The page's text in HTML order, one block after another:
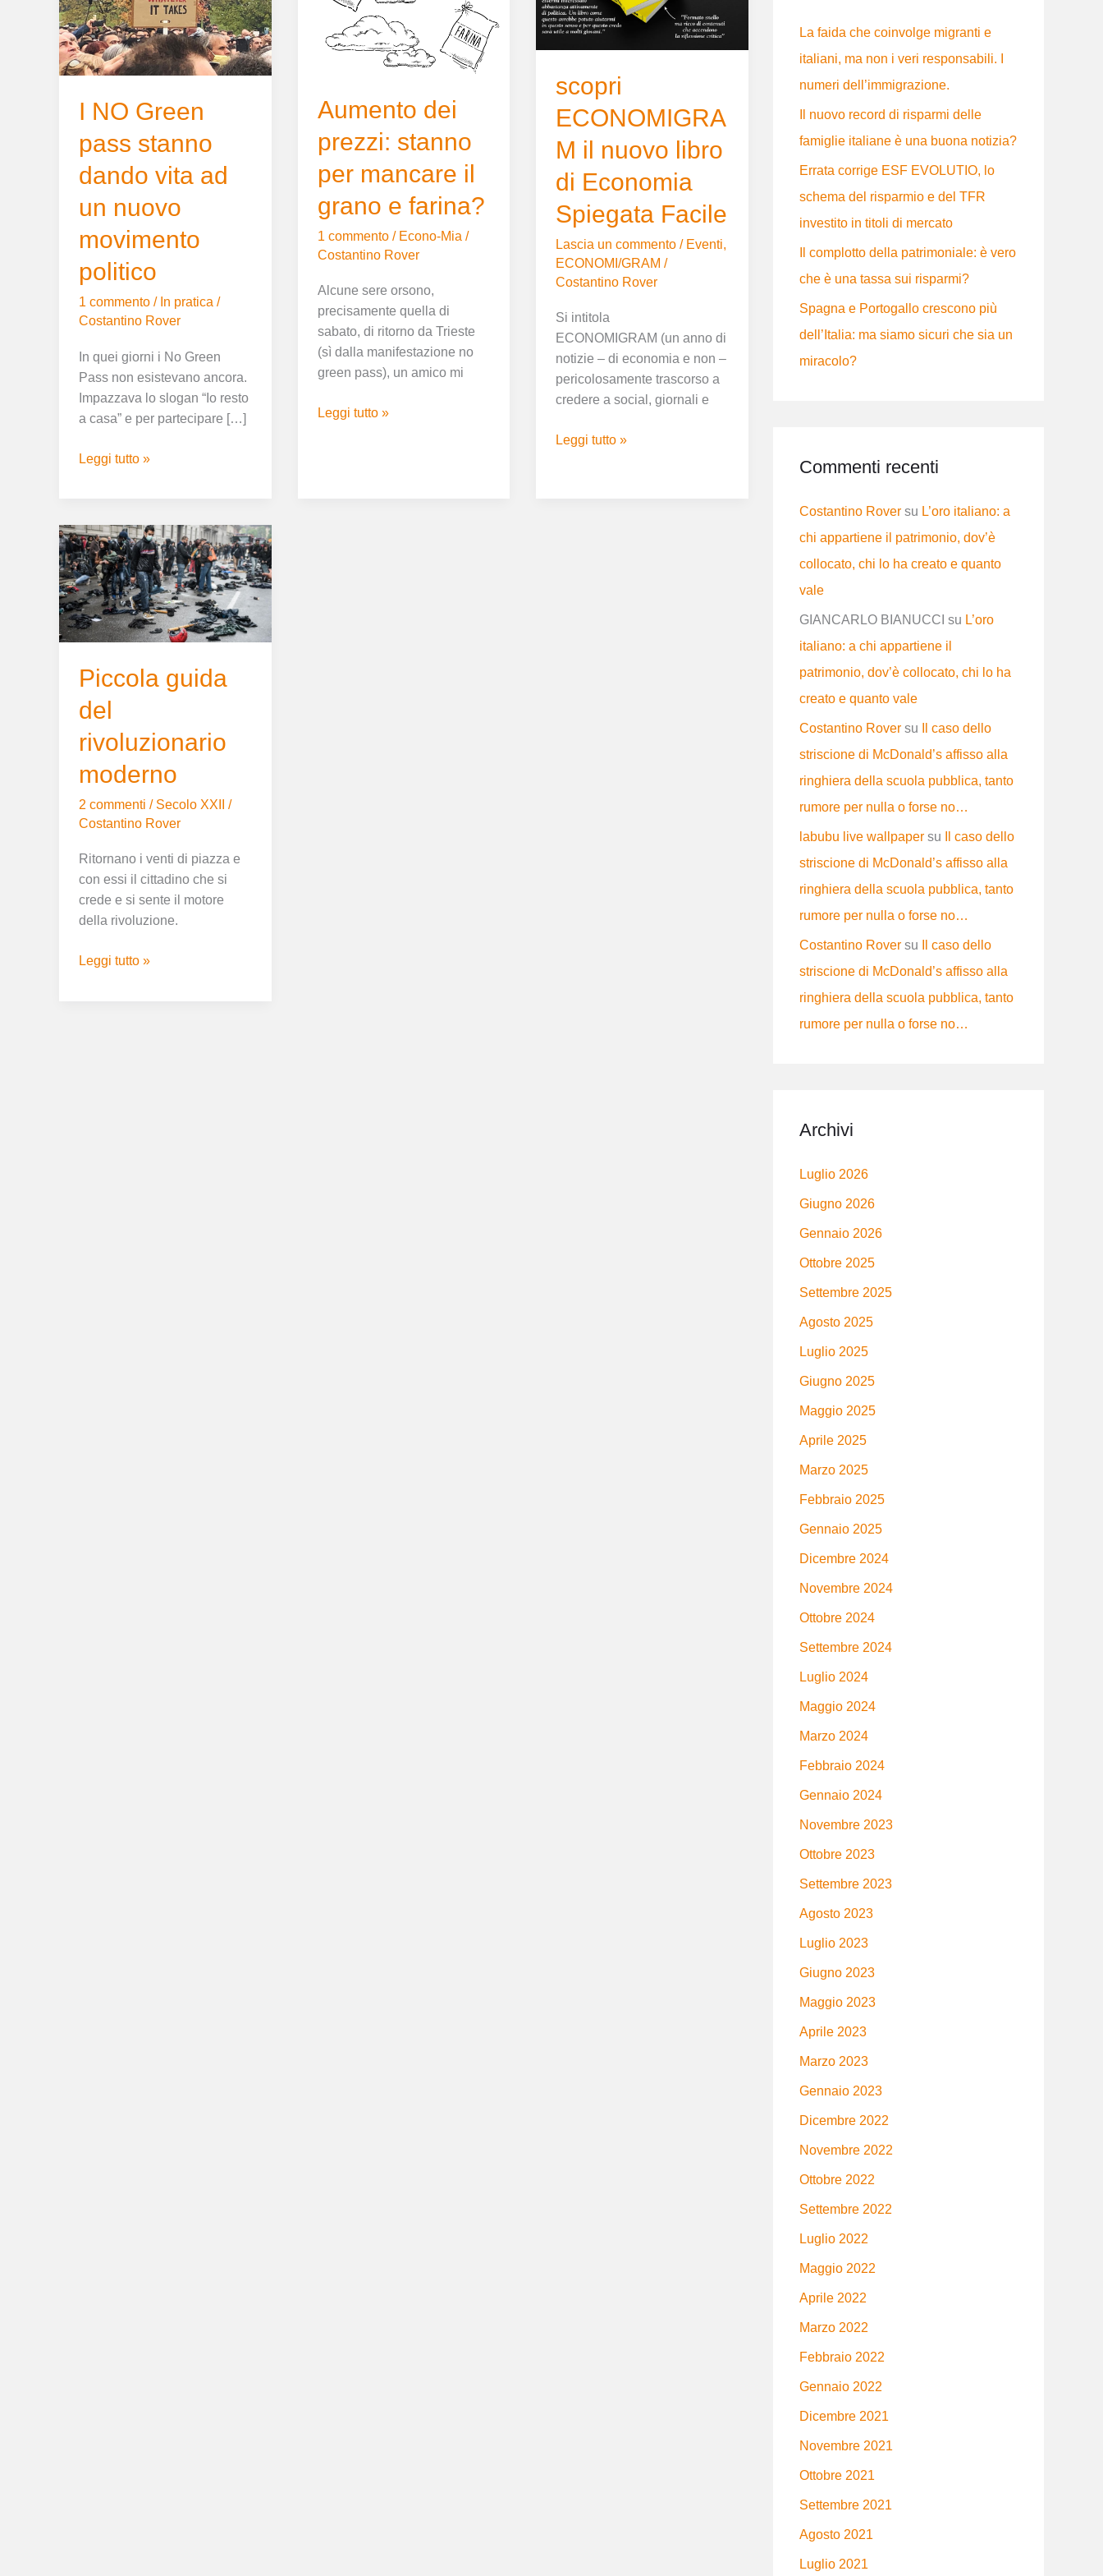
I NO Green
pass stanno
dando vita ad
un nuovo
movimento
politico
1 commento / In pratica /
Costantino Rover
In quei giorni i No Green
Pass non esistevano ancora.
Impazzava lo slogan “Io resto
a casa” e per partecipare […]
stanno
dando
vita
un
nuovo
movimento
politico
Leggi tutto »
Aumento dei
prezzi: stanno
per mancare il
grano e farina?
1 commento / Econo-Mia /
Costantino Rover
Alcune sere orsono,
precisamente quella di
sabato, di ritorno da Trieste
(sì dalla manifestazione no
green pass), un amico mi
mancare
e
Leggi tutto »
scopri
ECONOMIGRA
M il nuovo libro
di Economia
Spiegata Facile
Lascia un commento / Eventi,
ECONOMI/GRAM /
Costantino Rover
Si intitola
ECONOMIGRAM (un anno di
notizie – di economia e non –
pericolosamente trascorso a
credere a social, giornali e
libro
Spiegata
Leggi tutto »
Piccola guida
del
rivoluzionario
moderno
2 commenti / Secolo XXII
/
Costantino Rover
Ritornano i venti di piazza e
con essi il cittadino che si
crede e si sente il motore
della rivoluzione.
Piccola
guida
del
rivoluzionario
moderno
Leggi tutto »
La faida che coinvolge migranti e
italiani, ma non i veri responsabili. I
numeri dell’immigrazione.
Il nuovo record di risparmi delle
famiglie italiane è una buona notizia?
Errata corrige ESF EVOLUTIO, lo
schema del risparmio e del TFR
investito in titoli di mercato
Il complotto della patrimoniale: è vero
che è una tassa sui risparmi?
Spagna e Portogallo crescono più
dell’Italia: ma siamo sicuri che sia un
miracolo?
Commenti recenti
Costantino Rover su L’oro italiano: a
chi appartiene il patrimonio, dov’è
collocato, chi lo ha creato e quanto
vale
GIANCARLO BIANUCCI su L’oro
italiano: a chi appartiene il
patrimonio, dov’è collocato, chi lo ha
creato e quanto vale
Costantino Rover su
Il caso dello
striscione di McDonald’s affisso alla
ringhiera della scuola pubblica, tanto
rumore per nulla o forse no…
labubu live wallpaper su
Il caso dello
striscione di McDonald’s affisso alla
ringhiera della scuola pubblica, tanto
rumore per nulla o forse no…
Costantino Rover su
Il caso dello
striscione di McDonald’s affisso alla
ringhiera della scuola pubblica, tanto
rumore per nulla o forse no…
Archivi
Luglio 2026
Giugno 2026
Gennaio 2026
Ottobre 2025
Settembre 2025
Agosto 2025
Luglio 2025
Giugno 2025
Maggio 2025
Aprile 2025
Marzo 2025
Febbraio 2025
Gennaio 2025
Dicembre 2024
Novembre 2024
Ottobre 2024
Settembre 2024
Luglio 2024
Maggio 2024
Marzo 2024
Febbraio 2024
Gennaio 2024
Novembre 2023
Ottobre 2023
Settembre 2023
Agosto 2023
Luglio 2023
Giugno 2023
Maggio 2023
Aprile 2023
Marzo 2023
Gennaio 2023
Dicembre 2022
Novembre 2022
Ottobre 2022
Settembre 2022
Luglio 2022
Maggio 2022
Aprile 2022
Marzo 2022
Febbraio 2022
Gennaio 2022
Dicembre 2021
Novembre 2021
Ottobre 2021
Settembre 2021
Agosto 2021
Luglio 2021